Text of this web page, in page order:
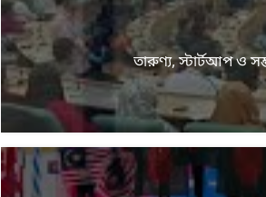
তারুণ্য, স্টার্টআপ ও